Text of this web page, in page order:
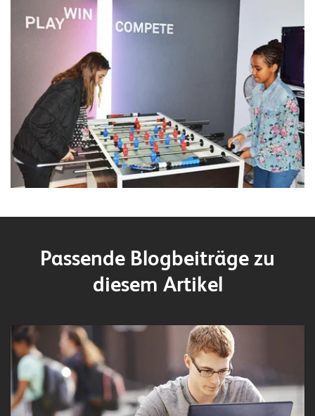
Passende Blogbeiträge zu
diesem Artikel